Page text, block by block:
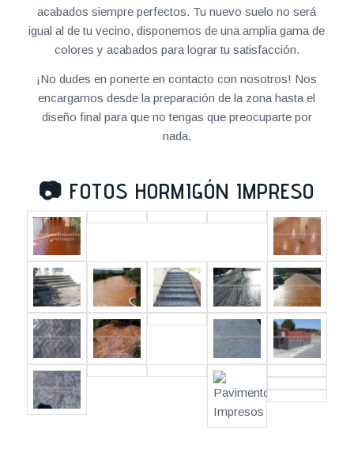
acabados siempre perfectos. Tu nuevo suelo no será
igual al de tu vecino, disponemos de una amplia gama de
colores y acabados para lograr tu satisfacción.
¡No dudes en ponerte en contacto con nosotros! Nos
encargamos desde la preparación de la zona hasta el
diseño final para que no tengas que preocuparte por
nada.
📷 FOTOS HORMIGÓN IMPRESO